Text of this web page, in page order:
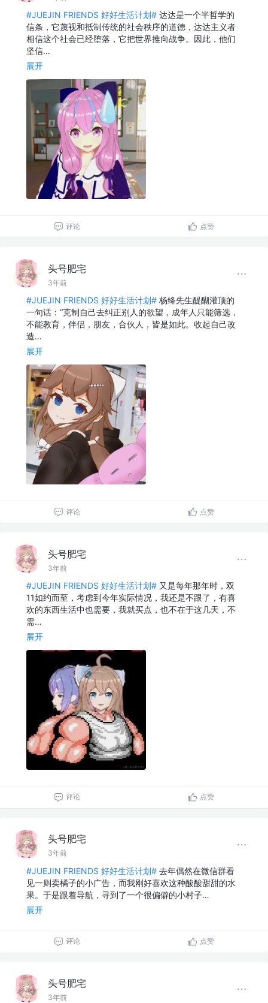
#JUEJIN FRIENDS 好好生活计划# 达达是一个半哲学的
信条，它蔑视和抵制传统的社会秩序的道德，达达主义者
相信这个社会已经堕落，它把世界推向战争。因此，他们
坚信…
展开
评论 点赞
头号肥宅
3年前
#JUEJIN FRIENDS 好好生活计划# 杨绛先生醍醐灌顶的
一句话：“克制自己去纠正别人的欲望，成年人只能筛选，
不能教育，伴侣，朋友，合伙人，皆是如此。收起自己改
造…
展开
评论 点赞
头号肥宅
3年前
#JUEJIN FRIENDS 好好生活计划# 又是每年那年时，双
11如约而至，考虑到今年实际情况，我还是不跟了，有喜
欢的东西生活中也需要，我就买点，也不在于这几天，不
需…
展开
评论 点赞
头号肥宅
3年前
#JUEJIN FRIENDS 好好生活计划# 去年偶然在微信群看
见一则卖橘子的小广告，而我刚好喜欢这种酸酸甜甜的水
果。于是跟着导航，寻到了一个很偏僻的小村子…
展开
评论 点赞
头号肥宅
3年前